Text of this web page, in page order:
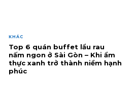
KHÁC
Top 6 quán buffet lẩu rau
nấm ngon ở Sài Gòn – Khi ẩm
thực xanh trở thành niềm hạnh
phúc